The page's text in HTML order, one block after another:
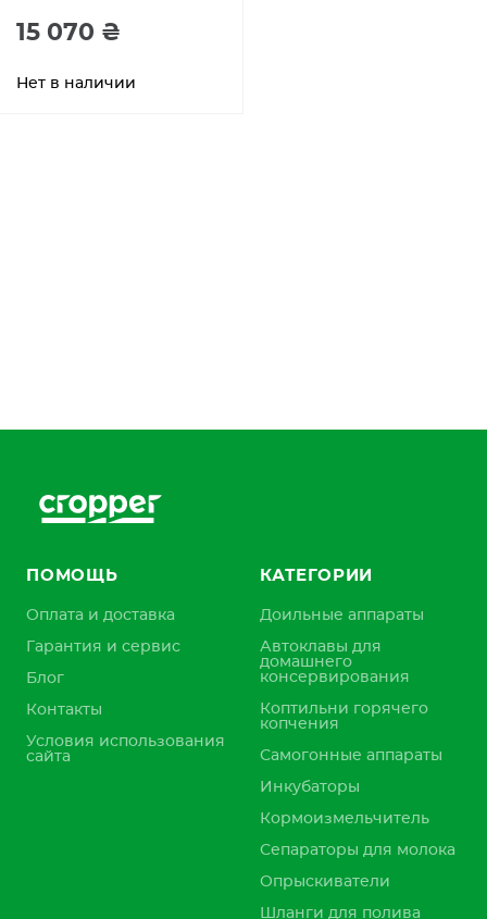
15 070 ₴
Нет в наличии
ПОМОЩЬ
Оплата и доставка
Гарантия и сервис
Блог
Контакты
Условия использования
сайта
КАТЕГОРИИ
Доильные аппараты
Автоклавы для
домашнего
консервирования
Коптильни горячего
копчения
Самогонные аппараты
Инкубаторы
Кормоизмельчитель
Сепараторы для молока
Опрыскиватели
Шланги для полива